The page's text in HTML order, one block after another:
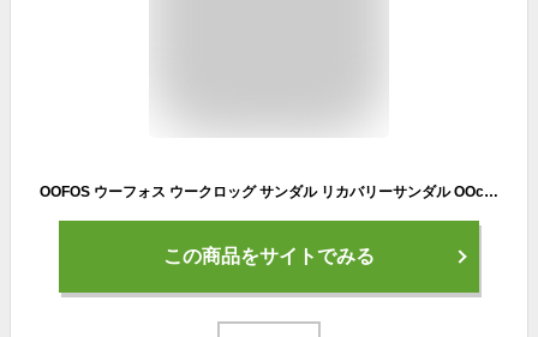
OOFOS ウーフォス ウークロッグ サンダル リカバリーサンダル OOcloog リカバリーシューズ スポーツサンダル シャワーサンダル 5020070 ブラック モカ【沖縄配送不可】
この商品をサイトでみる